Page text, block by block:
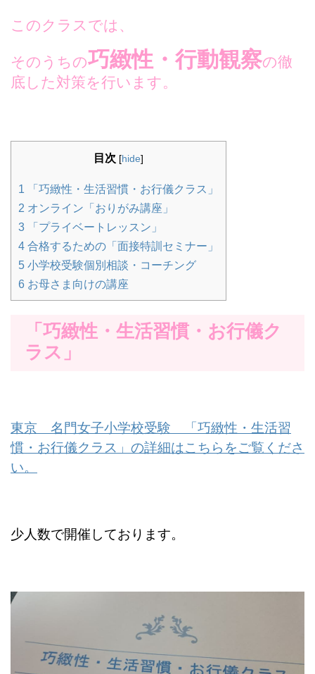
このクラスでは、
そのうちの巧緻性・行動観察の徹
底した対策を行います。
目次 [hide]
1 「巧緻性・生活習慣・お行儀クラス」
2 オンライン「おりがみ講座」
3 「プライベートレッスン」
4 合格するための「面接特訓セミナー」
5 小学校受験個別相談・コーチング
6 お母さま向けの講座
「巧緻性・生活習慣・お行儀ク
ラス」
東京 名門女子小学校受験 「巧緻性・生活習
慣・お行儀クラス」の詳細はこちらをご覧くださ
い。
少人数で開催しております。